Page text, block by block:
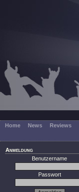
Home News Reviews
Anmeldung
Benutzername
Passwort